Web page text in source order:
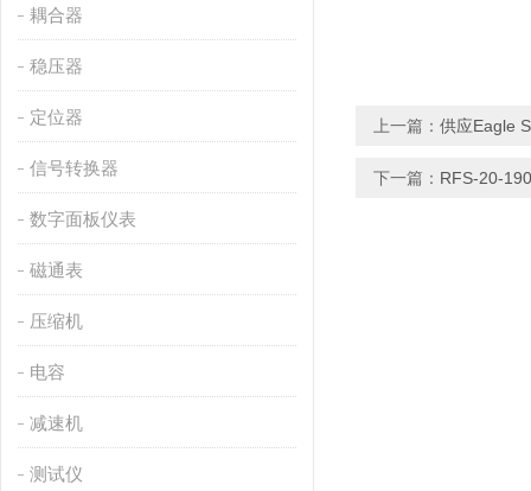
耦合器
稳压器
定位器
信号转换器
数字面板仪表
磁通表
压缩机
电容
减速机
测试仪
上一篇： 供应Eagle
下一篇： RFS-20-